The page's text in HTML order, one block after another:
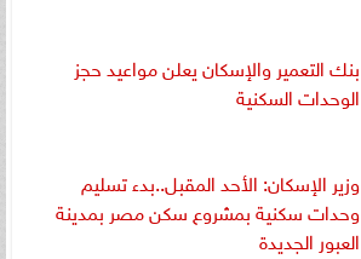
بنك التعمير والإسكان يعلن مواعيد حجز
الوحدات السكنية
وزير الإسكان: الأحد المقبل..بدء تسليم
وحدات سكنية بمشروع سكن مصر بمدينة
العبور الجديدة